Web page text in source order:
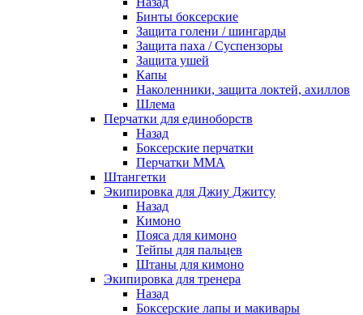
Бинты боксерские
Защита голени / шингарды
Защита паха / Суспензоры
Защита ушей
Капы
Наколенники, защита локтей, ахиллов
Шлема
Перчатки для единоборств
Назад
Боксерские перчатки
Перчатки ММА
Штангетки
Экипировка для Джиу Джитсу
Назад
Кимоно
Пояса для кимоно
Тейпы для пальцев
Штаны для кимоно
Экипировка для тренера
Назад
Боксерские лапы и макивары